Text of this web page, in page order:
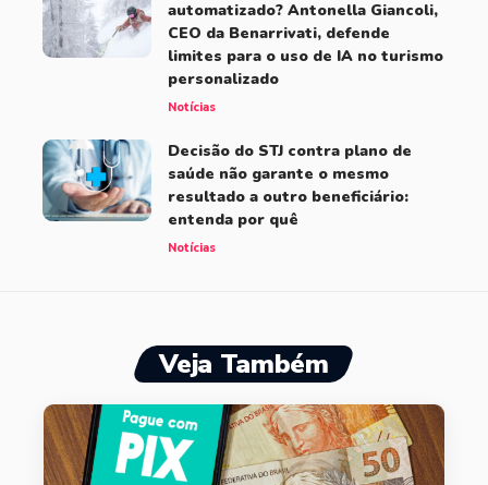
automatizado? Antonella Giancoli,
CEO da Benarrivati, defende
limites para o uso de IA no turismo
personalizado
Notícias
Decisão do STJ contra plano de
saúde não garante o mesmo
resultado a outro beneficiário:
entenda por quê
Notícias
Veja Também